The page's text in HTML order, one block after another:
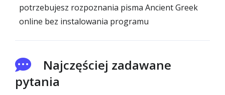
potrzebujesz rozpoznania pisma Ancient Greek
online bez instalowania programu
Najczęściej zadawane
pytania